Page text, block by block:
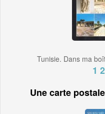
Tunisie. Dans ma
1
Une carte